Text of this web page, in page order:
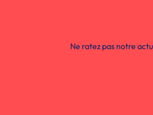
Ne ratez pas notre